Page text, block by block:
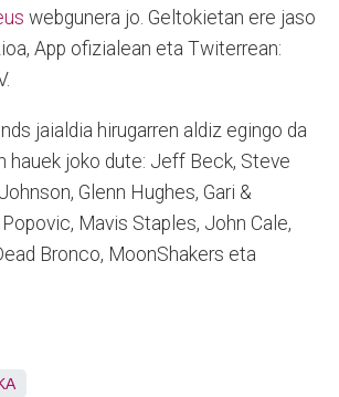
webgunera jo. Geltokietan ere jaso
App ofizialean eta Twiterrean:
jaialdia hirugarren aldiz egingo da
hauek joko dute: Jeff Beck, Steve
Glenn Hughes, Gari &
Mavis Staples, John Cale,
Bronco, MoonShakers eta